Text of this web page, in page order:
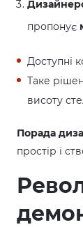
пропонує
Доступні
Таке
висоту
Порада
простір і